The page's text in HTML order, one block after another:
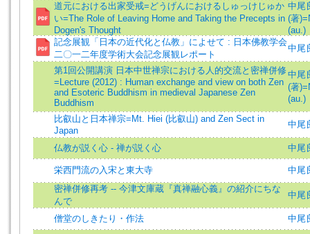
道元における出家受戒=どうげんにおけるしゅっけじゅか
い=The Role of Leaving Home and Taking the Precepts in
Dogen's Thought
中尾
(著
(au.)
記念展観「日本の近代化と仏教」によせて : 日本佛教学会
二〇一二年度学術大会記念展観レポート
中尾
第1回公開講演 日本中世禅宗における人的交流と密禅併修
=Lecture (2012) : Human exchange and view on both Zen
and Esoteric Buddhism in medieval Japanese Zen
Buddhism
中尾
(著
(au.)
比叡山と日本禅宗=Mt. Hiei (比叡山) and Zen Sect in
Japan
中尾
仏教が説く心 - 禅が説く心 中尾
栄西門流の入宋と東大寺
中尾
密禅併修再考 -- 今津文庫蔵『真禅融心義』の紹介にちな
んで
中尾
僧堂のしきたり・作法 中尾